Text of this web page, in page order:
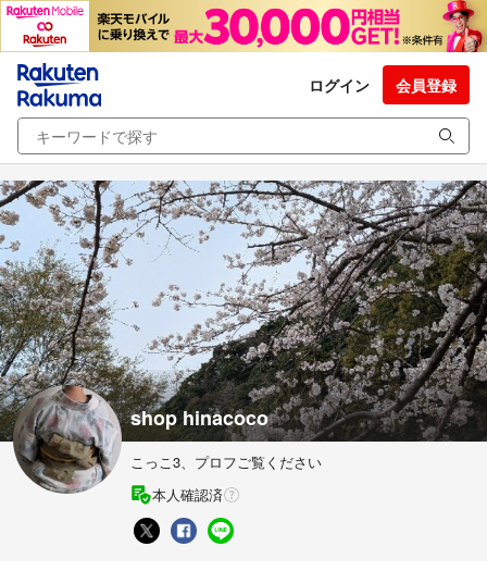
ログイン 会員登録
shop hinacoco
こっこ3、プロフご覧ください
本人確認済